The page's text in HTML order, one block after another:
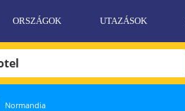
ORSZÁGOK UTAZÁSOK
Normandia